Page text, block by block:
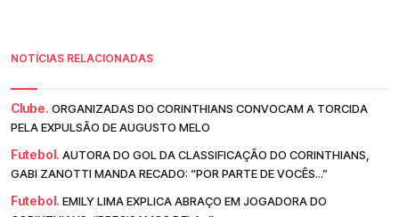
NOTÍCIAS RELACIONADAS
Clube. ORGANIZADAS DO CORINTHIANS CONVOCAM A TORCIDA
PELA EXPULSÃO DE AUGUSTO MELO
Futebol. AUTORA DO GOL DA CLASSIFICAÇÃO DO CORINTHIANS,
GABI ZANOTTI MANDA RECADO: “POR PARTE DE VOCÊS...”
Futebol. EMILY LIMA EXPLICA ABRAÇO EM JOGADORA DO